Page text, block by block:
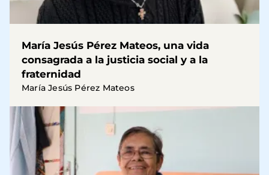
María Jesús Pérez Mateos, una vida
consagrada a la justicia social y a la
fraternidad
María Jesús Pérez Mateos